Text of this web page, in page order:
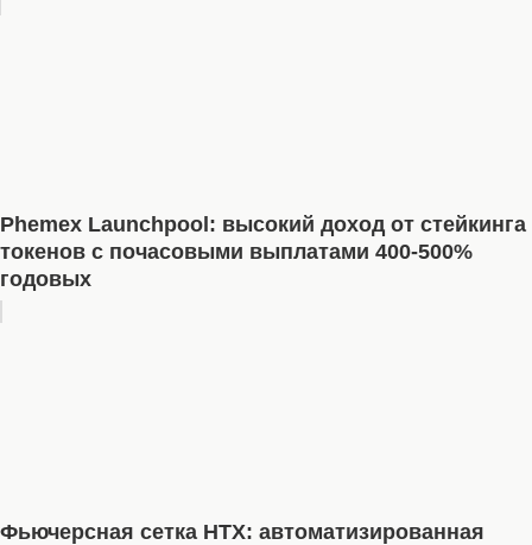
Phemex Launchpool: высокий доход от стейкинга
токенов с почасовыми выплатами 400-500%
годовых
Фьючерсная сетка HTX: автоматизированная